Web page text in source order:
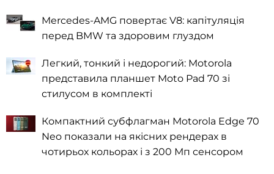
Mercedes-AMG повертає V8: капітуляція
перед BMW та здоровим глуздом
Легкий, тонкий і недорогий: Motorola
представила планшет Moto Pad 70 зі
стилусом в комплекті
Компактний субфлагман Motorola Edge 70
Neo показали на якісних рендерах в
чотирьох кольорах і з 200 Мп сенсором